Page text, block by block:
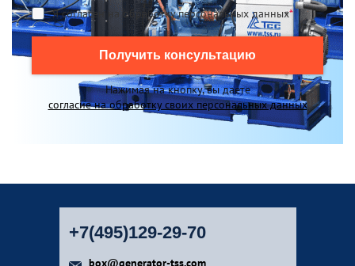
Я согласен на обработку персональных данных*
Получить консультацию
Нажимая на кнопку, вы даете
согласие на обработку своих персональных данных
+7(495)129-29-70
box@generator-tss.com